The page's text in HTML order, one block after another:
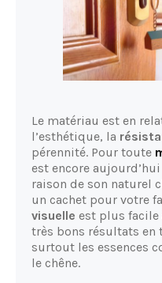
Le matériau est en
l’esthétique, la
pérennité. Pour toute
est encore
raison de son naturel
un cachet pour votre
visuelle est plus facile
très bons résultats en
surtout les essences
le chêne.